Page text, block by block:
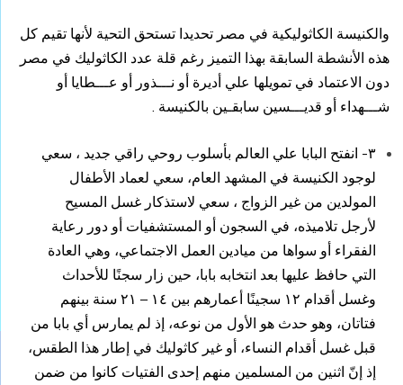
والكنيسة الكاثوليكية في مصر تحديدا تستحق التحية لأنها تقيم كل
هذه الأنشطة السابقة بهذا التميز رغم قلة عدد الكاثوليك في مصر
دون الاعتماد في تمويلها علي أديرة أو نـــذور أو عـــطايا أو
شـــهداء أو قديـــسين سابقـين بالكنيسة .
٣- انفتح البابا علي العالم بأسلوب روحي راقي جديد ، سعي
لوجود الكنيسة في المشهد العام، سعي لعماد الأطفال
المولدين من غير الزواج ، سعي لاستذكار غسل المسيح
لأرجل تلاميذه، في السجون أو المستشفيات أو دور رعاية
الفقراء أو سواها من ميادين العمل الاجتماعي، وهي العادة
التي حافظ عليها بعد انتخابه بابا، حين زار سجنًا للأحداث
وغسل أقدام ١٢ سجينًا أعمارهم بين ١٤ – ٢١ سنة بينهم
فتاتان، وهو حدث هو الأول من نوعه، إذ لم يمارس أي بابا من
قبل غسل أقدام النساء، أو غير كاثوليك في إطار هذا الطقس،
إذ إنّ اثنين من المسلمين منهم إحدى الفتيات كانوا من ضمن